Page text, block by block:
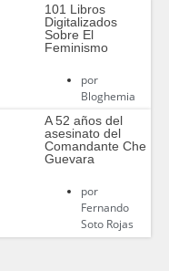
101 Libros
Digitalizados
Sobre El
Feminismo
por
Bloghemia
A 52 años del
asesinato del
Comandante Che
Guevara
por
Fernando
Soto Rojas